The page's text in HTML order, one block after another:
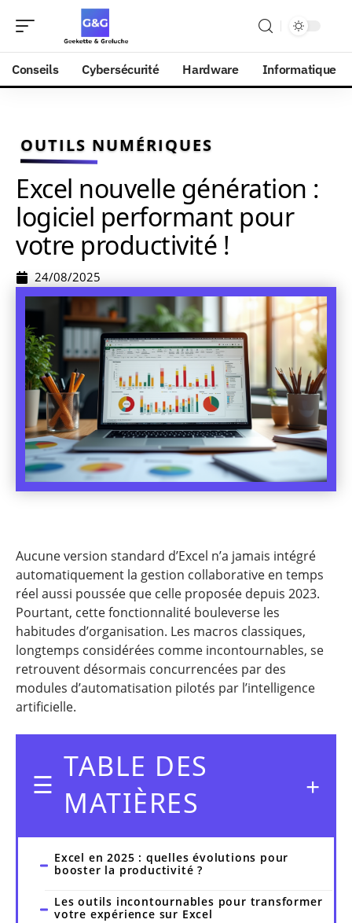
Conseils Cybersécurité Hardware Informatique
OUTILS NUMÉRIQUES
Excel nouvelle génération :
logiciel performant pour
votre productivité !
24/08/2025
Aucune version standard d’Excel n’a jamais intégré
automatiquement la gestion collaborative en temps
réel aussi poussée que celle proposée depuis 2023.
Pourtant, cette fonctionnalité bouleverse les
habitudes d’organisation. Les macros classiques,
longtemps considérées comme incontournables, se
retrouvent désormais concurrencées par des
modules d’automatisation pilotés par l’intelligence
artificielle.
TABLE DES
MATIÈRES
Excel en 2025 : quelles évolutions pour
booster la productivité ?
Les outils incontournables pour transformer
votre expérience sur Excel